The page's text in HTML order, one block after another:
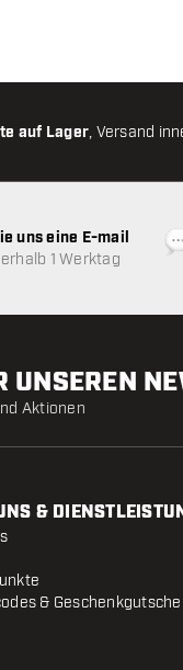
auf Lager, Versand
uns eine E-mail
1 Werktag
UNSEREN
Aktionen
&
&